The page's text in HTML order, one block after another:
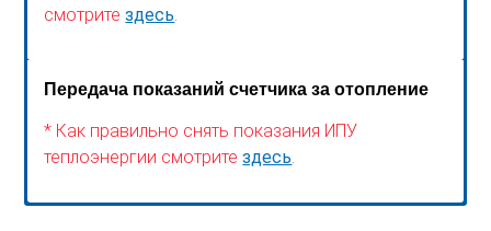
смотритездесь
Передача показаний счетчика за отопление
* Как правильно снять показания ИПУ
теплоэнергии смотритездесь